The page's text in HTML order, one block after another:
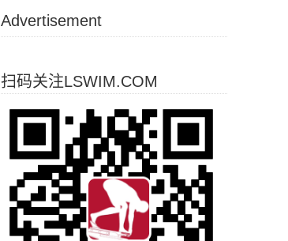
Advertisement
扫码关注LSWIM.COM